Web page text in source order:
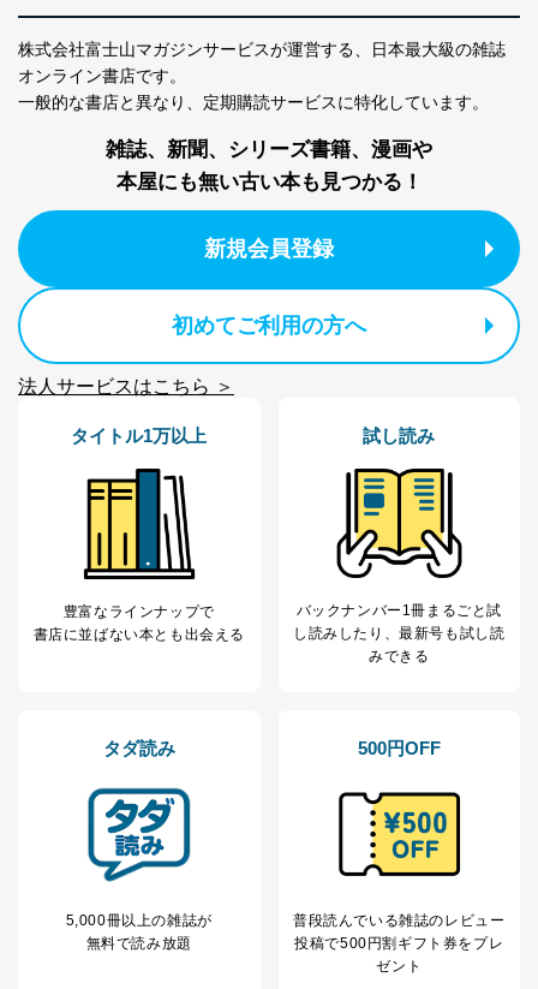
株式会社富士山マガジンサービスが運営する、
日本最大級の雑誌
オンライン書店です。
一般的な書店と異なり、 定期購読サービスに特化しています。
雑誌、新聞、シリーズ書籍、漫画や
本屋にも無い古い本も見つかる！
新規会員登録
初めてご利用の方へ
法人サービスはこちら ＞
タイトル1万以上
豊富なラインナップで
書店に並ばない本とも出会える
試し読み
バックナンバー1冊まるごと試
し読み したり、最新号も試し読
みできる
タダ読み
5,000冊以上の雑誌が
無料で読み放題
500円OFF
普段読んでいる雑誌のレビュー
投稿で500円割ギフト券をプレ
ゼント